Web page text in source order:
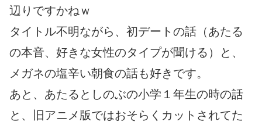
辺りですかねｗ
タイトル不明ながら、初デートの話（あたる
の本音、好きな女性のタイプが聞ける）と、
メガネの塩辛い朝食の話も好きです。
あと、あたるとしのぶの小学１年生の時の話
と、旧アニメ版ではおそらくカットされてた